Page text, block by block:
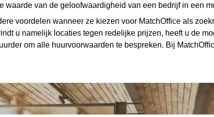
waarde van de geloofwaardigheid van een bedrijf in een
voordelen wanneer ze kiezen voor MatchOffice als
u namelijk locaties tegen redelijke prijzen, heeft u de
om alle huurvoorwaarden te bespreken. Bij